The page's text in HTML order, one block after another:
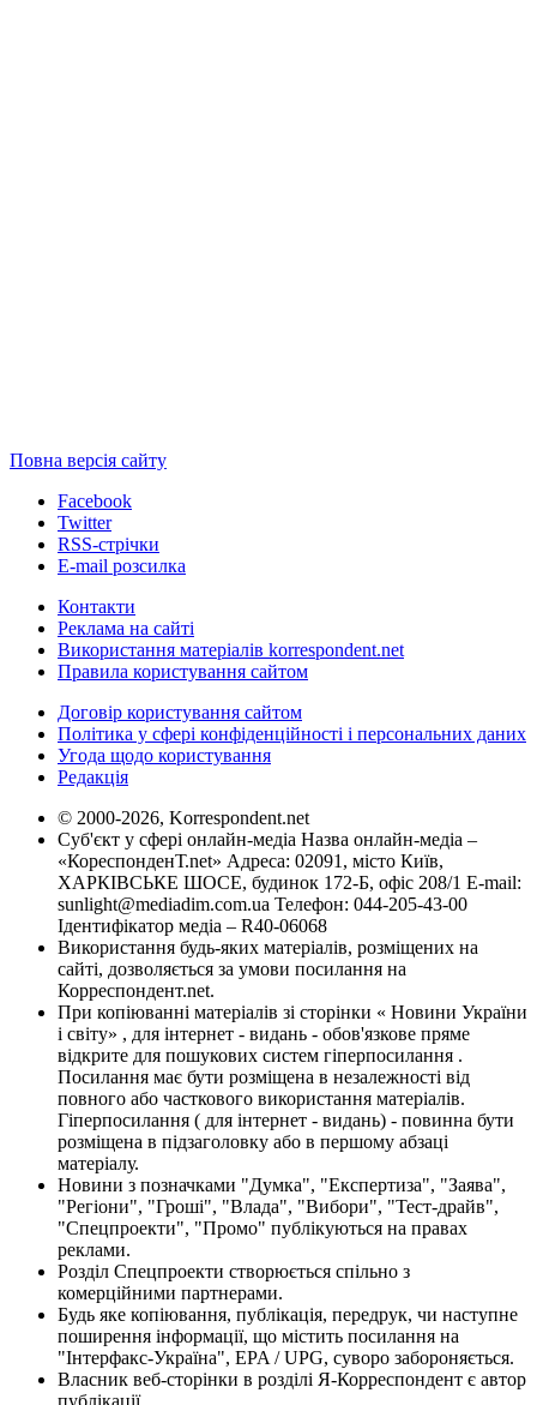
Повна версія сайту
Facebook
Twitter
RSS-стрічки
E-mail розсилка
Контакти
Реклама на сайті
Використання матеріалів korrespondent.net
Правила користування сайтом
Договір користування сайтом
Політика у сфері конфіденційності і персональних даних
Угода щодо користування
Редакція
© 2000-2026, Korrespondent.net
Суб'єкт у сфері онлайн-медіа Назва онлайн-медіа –
«КореспонденТ.net» Адреса: 02091, місто Київ,
ХАРКІВСЬКЕ ШОСЕ, будинок 172-Б, офіс 208/1 E-mail:
sunlight@mediadim.com.ua Телефон: 044-205-43-00
Ідентифікатор медіа – R40-06068
Використання будь-яких матеріалів, розміщених на
сайті, дозволяється за умови посилання на
Корреспондент.net.
При копіюванні матеріалів зі сторінки « Новини України
і світу» , для інтернет - видань - обов'язкове пряме
відкрите для пошукових систем гіперпосилання .
Посилання має бути розміщена в незалежності від
повного або часткового використання матеріалів.
Гіперпосилання ( для інтернет - видань) - повинна бути
розміщена в підзаголовку або в першому абзаці
матеріалу.
Новини з позначками "Думка", "Експертиза", "Заява",
"Регіони", "Гроші", "Влада", "Вибори", "Тест-драйв",
"Спецпроекти", "Промо" публікуються на правах
реклами.
Розділ Спецпроекти створюється спільно з
комерційними партнерами.
Будь яке копіювання, публікація, передрук, чи наступне
поширення інформації, що містить посилання на
"Інтерфакс-Україна", EPA / UPG, суворо забороняється.
Власник веб-сторінки в розділі Я-Корреспондент є автор